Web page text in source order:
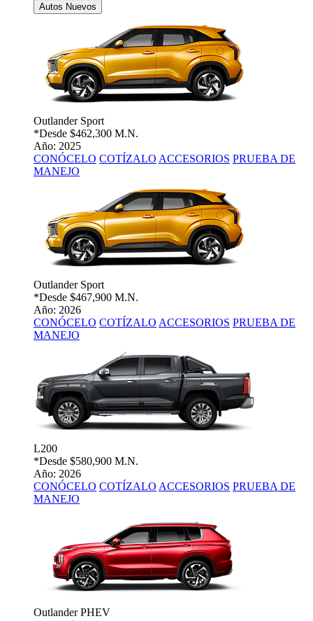
Autos Nuevos
Outlander Sport
*Desde $462,300 M.N.
Año: 2025
CONÓCELO COTÍZALO ACCESORIOS PRUEBA DE
MANEJO
Outlander Sport
*Desde $467,900 M.N.
Año: 2026
CONÓCELO COTÍZALO ACCESORIOS PRUEBA DE
MANEJO
L200
*Desde $580,900 M.N.
Año: 2026
CONÓCELO COTÍZALO ACCESORIOS PRUEBA DE
MANEJO
Outlander PHEV